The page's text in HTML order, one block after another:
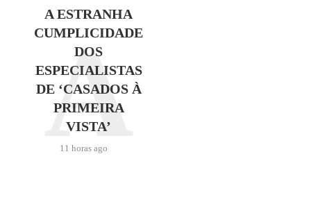
A ESTRANHA
CUMPLICIDADE
DOS
ESPECIALISTAS
DE ‘CASADOS À
PRIMEIRA
VISTA’
11 horas ago
A